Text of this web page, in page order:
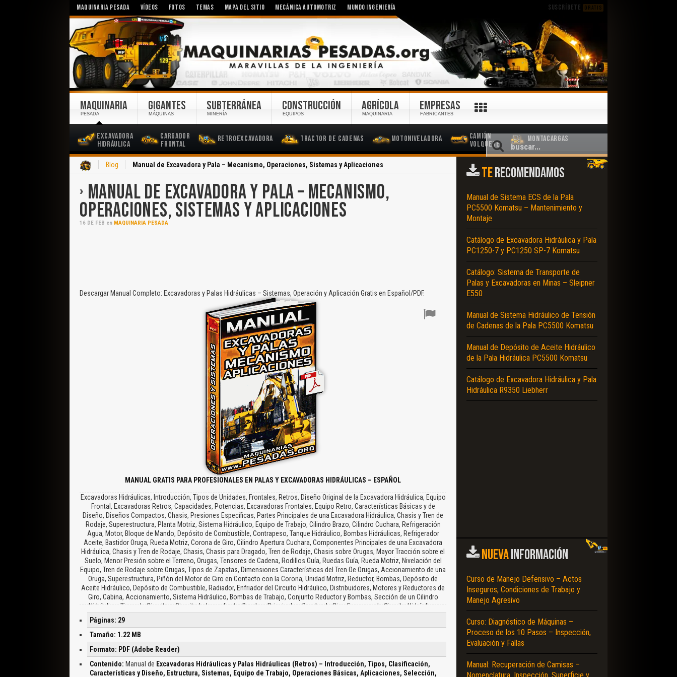
MAQUINARIA PESADA VÍDEOS FOTOS TEMAS MAPA DEL SITIO MECÁNICA AUTOMOTRIZ MUNDO INGENIERÍA SUSCRÍBETE GRATIS
MAQUINARIA
PESADA
Excavadora
Hidráulica
Cargador
Frontal
Retroexcavadora Tractor de Cadenas Motoniveladora
Camión
Volquete
Montacargas
GIGANTES
MÁQUINAS
SUBTERRÁNEA
MINERÍA
CONSTRUCCIÓN
EQUIPOS
AGRÍCOLA
MAQUINARIA
EMPRESAS
FABRICANTES
Blog Manual de Excavadora y Pala – Mecanismo, Operaciones, Sistemas y Aplicaciones
MANUAL DE EXCAVADORA Y PALA – MECANISMO,
OPERACIONES, SISTEMAS Y APLICACIONES
16 DE FEB en MAQUINARIA PESADA
Descargar Manual Completo: Excavadoras y Palas Hidráulicas – Sistemas, Operación y Aplicación Gratis en Español/PDF.
MANUAL GRATIS PARA PROFESIONALES EN PALAS Y EXCAVADORAS HIDRÁULICAS – ESPAÑOL
Excavadoras Hidráulicas, Introducción, Tipos de Unidades, Frontales, Retros, Diseño Original de la Excavadora Hidráulica, Equipo
Frontal, Excavadoras Retros, Capacidades, Potencias, Excavadoras Frontales, Equipo Retro, Características Básicas y de
Diseño, Diseños Compactos, Chasis, Presiones Específicas, Partes Principales de una Excavadora Hidráulica, Chasis y Tren de
Rodaje, Superestructura, Planta Motriz, Sistema Hidráulico, Equipo de Trabajo, Cilindro Brazo, Cilindro Cuchara, Refrigeración
Agua, Motor, Bloque de Mando, Depósito de Combustible, Contrapeso, Tanque Hidráulico, Bombas Hidráulicas, Refrigerador
Aceite, Bastidor Oruga, Rueda Motriz, Corona de Giro, Cilindro Apertura Cuchara, Componentes Principales de una Excavadora
Hidráulica, Chasis y Tren de Rodaje, Chasis, Chasis para Dragado, Tren de Rodaje, Chasis sobre Orugas, Mayor Tracción sobre el
Suelo, Menor Presión sobre el Terreno, Orugas, Tensores de Cadena, Rodillos Guía, Ruedas Guía, Rueda Motriz, Nivelación del
Equipo, Tren de Rodaje sobre Orugas, Tipos de Zapatas, Dimensiones Características del Tren Oe Orugas, Accionamiento de una
Oruga, Superestructura, Piñón del Motor de Giro en Contacto con la Corona, Unidad Motriz, Reductor, Bombas, Depósito de
Aceite Hidráulico, Depósito de Combustible, Radiador, Enfriador del Circuito Hidráulico, Distribuidores, Motores y Reductores de
Giro, Cabina, Accionamiento, Sistema Hidráulico, Bombas de Trabajo, Conjunto Reductor y Bombas, Sección de un Cilindro
Hidráulico, Tipos de Circuitos, Circuito Independiente, Bombas Principales, Bomba de Giro, Esquema de Circuito Hidráulico,
Contador de Impulsos, Amortiguador, Cabina, Equipo de Trabajo, La Pluma, El Brazo, Protector de Cabina, Parasol, Control de la
Pluma y Giro, Limpiaparabrisas, Control del Cazo y Brazo, Indicador de Instrumentos, Panel de Instrumentos, Consola de Control,
Control de Desplazamiento y Dirección, Parada de Emergencia del Motor Diesel, Radio, Asiento del Operador, Estructura de la
Pluma, Equipo Frontal, Menores Costes de Mantenimiento, Excavadora Hidráulica Frontal, Tipos de Plumas, Alcance del Equipo,
Profundidad de Excavación, Longitud de Pasada en el Fondo de Excavación, Altura de Descarga, Equipos Bivalva, Equipos
Especiales, Cazos, Martillos Rompedores Hidráulicos, Profundidad de Excavación, Bolas Rompedoras, Cinemática de las
Excavadoras, Diseños de Dientes Recomendados para Diferentes Clases de Materiales, Esquema de Recambio de los
Páginas: 29
Tamaño: 1.22 MB
Formato: PDF (Adobe Reader)
Contenido: Manual de Excavadoras Hidráulicas y Palas Hidráulicas (Retros) – Introducción, Tipos, Clasificación,
Características y Diseño, Estructura, Sistemas, Equipo de Trabajo, Operaciones Básicas, Aplicaciones, Selección,
TERECOMENDAMOS
Manual de Sistema ECS de la Pala
PC5500 Komatsu – Mantenimiento y
Montaje
Catálogo de Excavadora Hidráulica y Pala
PC1250-7 y PC1250 SP-7 Komatsu
Catálogo: Sistema de Transporte de
Palas y Excavadoras en Minas – Sleipner
E550
Manual de Sistema Hidráulico de Tensión
de Cadenas de la Pala PC5500 Komatsu
Manual de Depósito de Aceite Hidráulico
de la Pala Hidráulica PC5500 Komatsu
Catálogo de Excavadora Hidráulica y Pala
Hidráulica R9350 Liebherr
NUEVAINFORMACIÓN
Curso de Manejo Defensivo – Actos
Inseguros, Condiciones de Trabajo y
Manejo Agresivo
Curso: Diagnóstico de Máquinas –
Proceso de los 10 Pasos – Inspección,
Evaluación y Fallas
Manual: Recuperación de Camisas –